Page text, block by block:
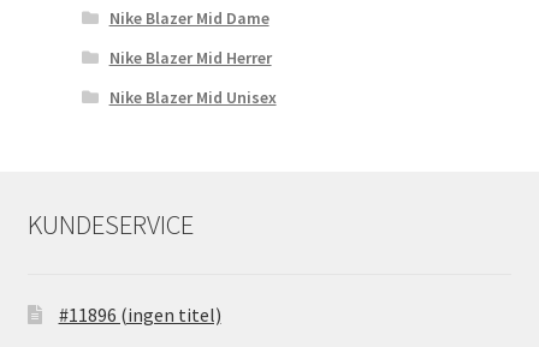
Nike Blazer Mid Dame
Nike Blazer Mid Herrer
Nike Blazer Mid Unisex
KUNDESERVICE
#11896 (ingen titel)